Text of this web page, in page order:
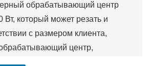
обрабатывающий центр
который может резать и
с размером клиента,
центр,